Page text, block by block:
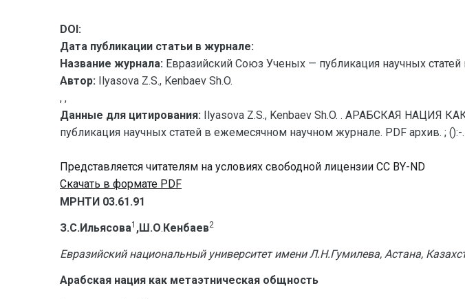
DOI:
Дата публикации статьи в журнале:
Название журнала: Евразийский Союз Ученых — публикация научных
Автор: Ilyasova Z.S., Kenbaev Sh.O.
, ,
Данные для цитирования: Ilyasova Z.S., Kenbaev Sh.O. . АРАБСКАЯ НАЦИЯ
публикация научных статей в ежемесячном научном журнале. PDF архив. ; ():-.
Представляется читателям на условиях свободной лицензии CC BY-ND
Скачать в формате PDF
МРНТИ 03.61.91
З.С.Ильясова1 ,Ш.О.Кенбаев2
Евразийский национальный университет имени Л.Н.Гумилева, Астана,
Арабская нация как метаэтническая общность